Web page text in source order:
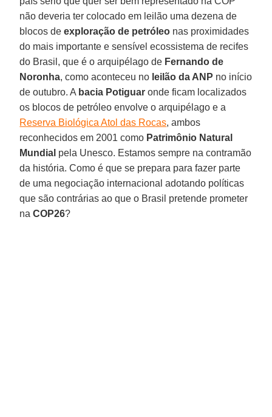
não deveria ter colocado em leilão uma dezena de
blocos deexploração de petróleo nas proximidades
do mais importante e sensível ecossistema de recifes
do Brasil, que é o arquipélago de Fernando de
Noronha, como aconteceu no leilão da ANP no início
de outubro. A bacia Potiguar onde ficam localizados
os blocos de petróleo envolve o arquipélago e a
Reserva Biológica Atol das Rocas, ambos
reconhecidos em 2001 como Patrimônio Natural
Mundial pela Unesco. Estamos sempre na contramão
da história. Como é que se prepara para fazer parte
de uma negociação internacional adotando políticas
que são contrárias ao que o Brasil pretende prometer
naCOP26?